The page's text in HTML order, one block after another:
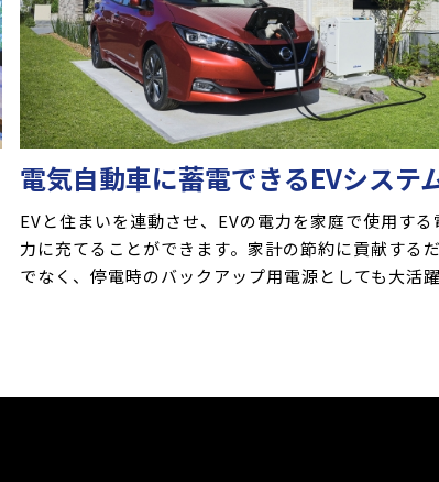
電気自動車に蓄電できるEVシステ
EVと住まいを連動させ、EVの電力を家庭で使用する
力に充てることができます。家計の節約に貢献する
でなく、停電時のバックアップ用電源としても大活